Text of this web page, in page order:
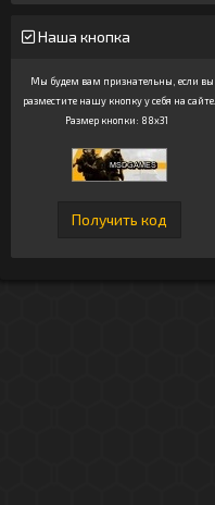
Наша кнопка
Мы будем вам признательны, если вы
разместите нашу кнопку у себя на сайте.
Размер кнопки: 88x31